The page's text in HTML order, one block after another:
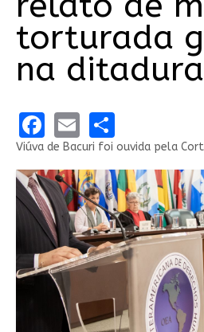
torturada
na ditadura
Facebook
EmailShare
Viúva de Bacuri foi ouvida pela